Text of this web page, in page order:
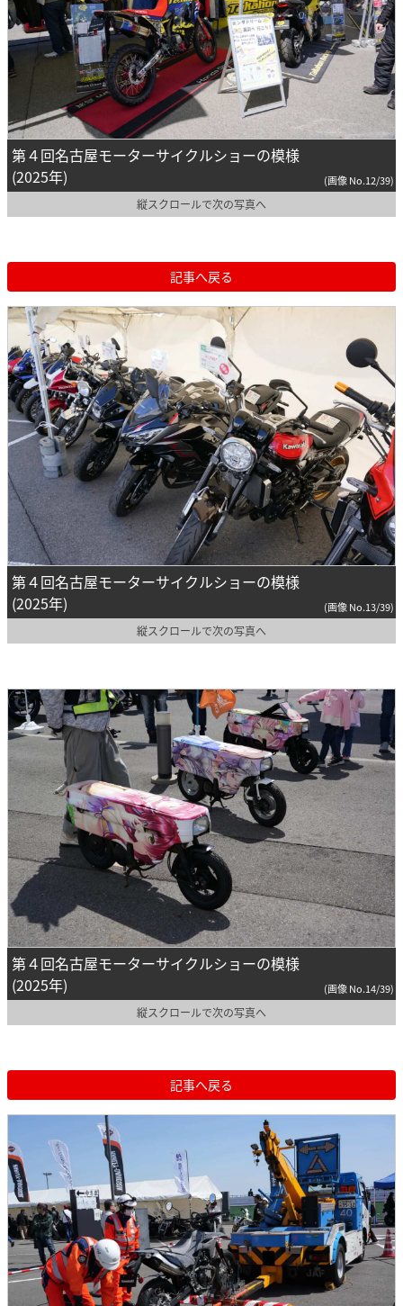
第４回名古屋モーターサイクルショーの模様
(2025年)
(画像 No.12/39)
縦スクロールで次の写真へ
記事へ戻る
第４回名古屋モーターサイクルショーの模様
(2025年)
(画像 No.13/39)
縦スクロールで次の写真へ
第４回名古屋モーターサイクルショーの模様
(2025年)
(画像 No.14/39)
縦スクロールで次の写真へ
記事へ戻る